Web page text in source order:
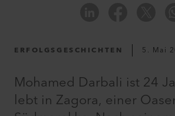
ERFOLGSGESCHICHTEN 5. Mai
Mohamed Darbali ist 24
lebt in Zagora, einer